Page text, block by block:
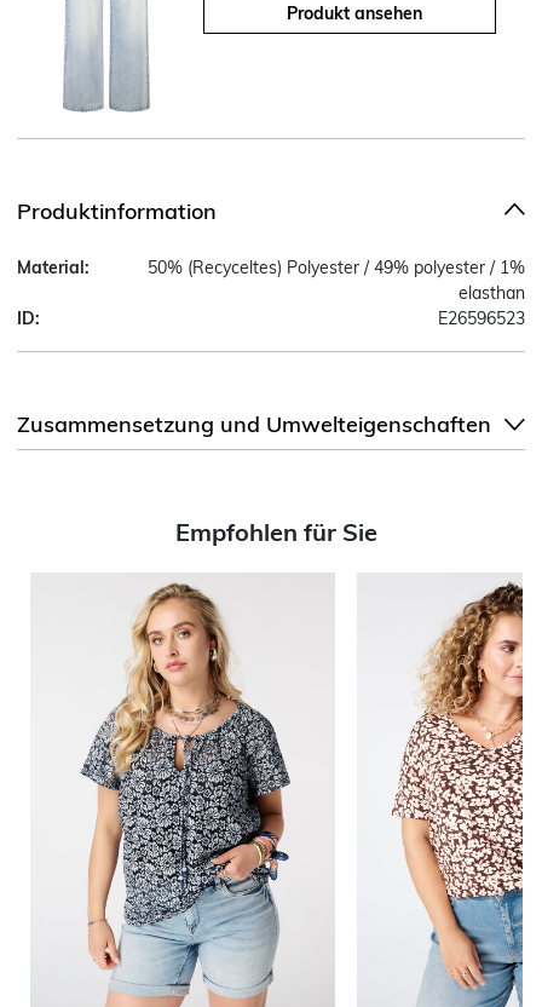
Produkt ansehen
Produktinformation
Material:
50% (Recyceltes) Polyester / 49% polyester / 1%
elasthan
ID:
E26596523
Zusammensetzung und Umwelteigenschaften
Empfohlen für Sie